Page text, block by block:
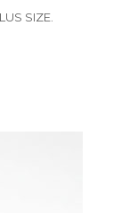
SIZE.